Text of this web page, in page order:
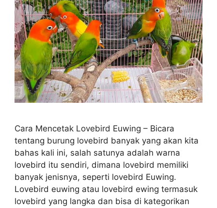
Cara Mencetak Lovebird Euwing – Bicara
tentang burung lovebird banyak yang akan kita
bahas kali ini, salah satunya adalah warna
lovebird itu sendiri, dimana lovebird memiliki
banyak jenisnya, seperti lovebird Euwing.
Lovebird euwing atau lovebird ewing termasuk
lovebird yang langka dan bisa di kategorikan